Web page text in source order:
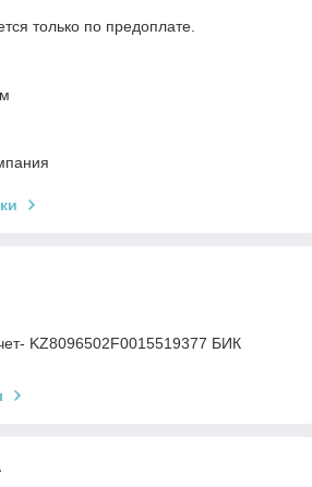
только по предоплате.
KZ8096502F0015519377 БИК